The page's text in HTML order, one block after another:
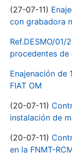
(27-07-11)
con grabadora
Ref.DESMO/01/
procedentes
Enajenación de
FIAT OM
(20-07-11)
instalación de
(20-07-11)
en la FNMT-